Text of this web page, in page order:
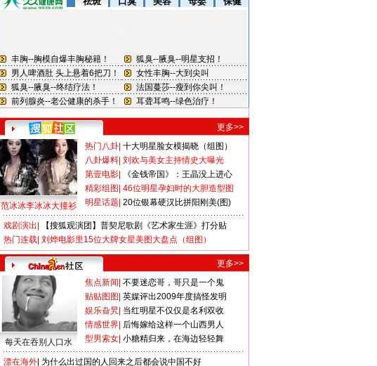
更多>>
范冰冰李冰冰大撞衫
热门八卦 十大明星脸女模揭晓（组图）
八卦爆料 刘欢与美女主持情史大曝光
第壹电影
《金钱帝国》：王晶没上进心
精彩组图 46位明星孕妇时的大胆造型图
明星话题 20位银幕硬汉比拼阳刚美(图)
戏剧演出
【搜狐观演团】普契尼歌剧《艺术家生涯》打分贴
热门连载 刘烨电影里15位大牌女星美图大盘点（组图）
更多>>
每天在吞别人口水
焦点新闻 不要迷恋哥，哥只是一个鬼
贴贴图图 英媒评出2009年度搞怪发明
娱乐旮旯 当红明星不仅仅是名利双收
情感世界 后悔嫁给这样一个山西男人
型男索女 小糖精归来，在海边轻轻舞
漂在海外 为什么出过国的人回来之后都会说中国不好